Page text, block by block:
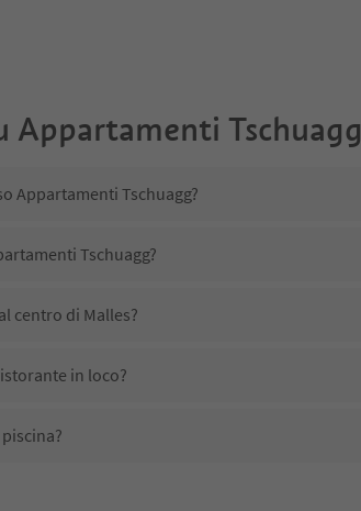
Appartamenti Tschuagg
Appartamenti Tschuagg?
Tschuagg?
centro di Malles?
in loco?
Appartamenti Tschuagg?
l'Alto Adige Guest Pass?